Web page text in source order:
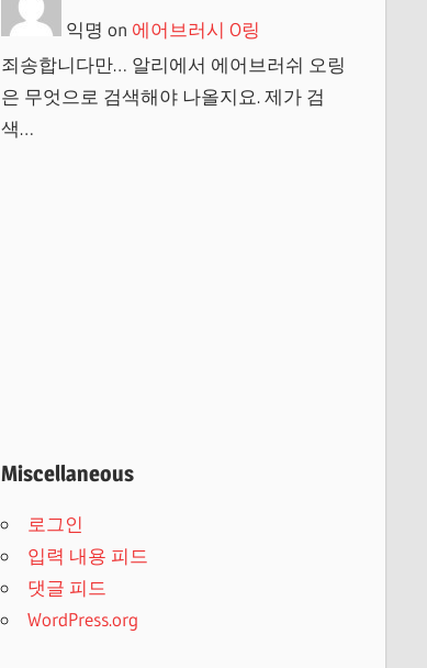
익명 on 에어브러시 O링
죄송합니다만… 알리에서 에어브러쉬 오링
은 무엇으로 검색해야 나올지요. 제가 검
색…
Miscellaneous
로그인
입력 내용 피드
댓글 피드
WordPress.org